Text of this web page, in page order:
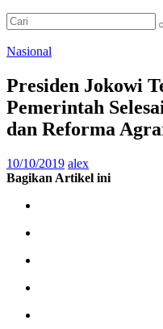
Nasional
Presiden Jokowi
Pemerintah
dan Reforma
10/10/2019 alex
Bagikan Artikel ini